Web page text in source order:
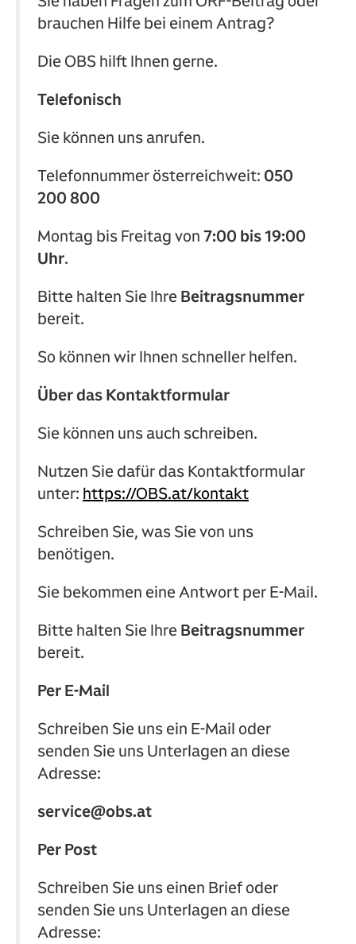
brauchen Hilfe bei einem Antrag?
Die OBS hilft Ihnen gerne.
Telefonisch
Sie können uns anrufen.
Telefonnummer österreichweit: 050
200 800
Montag bis Freitag von7:00 bis 19:00
Uhr.
Bitte halten Sie IhreBeitragsnummer
bereit.
So können wir Ihnen schneller helfen.
Über das Kontaktformular
Sie können uns auch schreiben.
Nutzen Sie dafür das Kontaktformular
unter: https://OBS.at/kontakt
Schreiben Sie, was Sie von uns
benötigen.
Sie bekommen eine Antwort per E‑Mail.
Bitte halten Sie IhreBeitragsnummer
bereit.
Per E-Mail
Schreiben Sie uns ein E-Mail oder
senden Sie uns Unterlagen an diese
Adresse:
service@obs.at
Per Post
Schreiben Sie uns einen Brief oder
senden Sie uns Unterlagen an diese
Adresse: